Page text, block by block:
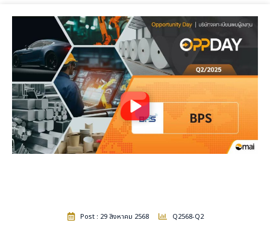
Post : 29 สิงหาคม 2568 Q2568-Q2